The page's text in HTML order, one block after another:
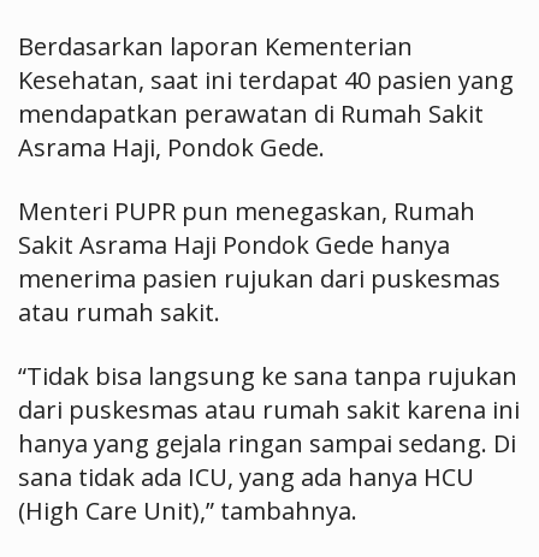
Berdasarkan laporan Kementerian
Kesehatan, saat ini terdapat 40 pasien yang
mendapatkan perawatan di Rumah Sakit
Asrama Haji, Pondok Gede.
Menteri PUPR pun menegaskan, Rumah
Sakit Asrama Haji Pondok Gede hanya
menerima pasien rujukan dari puskesmas
atau rumah sakit.
“Tidak bisa langsung ke sana tanpa rujukan
dari puskesmas atau rumah sakit karena ini
hanya yang gejala ringan sampai sedang. Di
sana tidak ada ICU, yang ada hanya HCU
(High Care Unit),” tambahnya.